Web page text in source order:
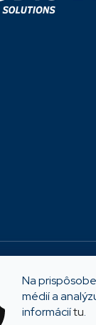
Na
médií a
informáciítu.